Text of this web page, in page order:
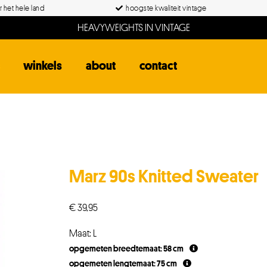
het hele land hoogste kwaliteit vintage
HEAVYWEIGHTS IN VINTAGE
winkels about contact
Marz 90s Knitted Sweater
€39,95
Maat: L
opgemeten breedtemaat: 58 cm
opgemeten lengtemaat: 75 cm